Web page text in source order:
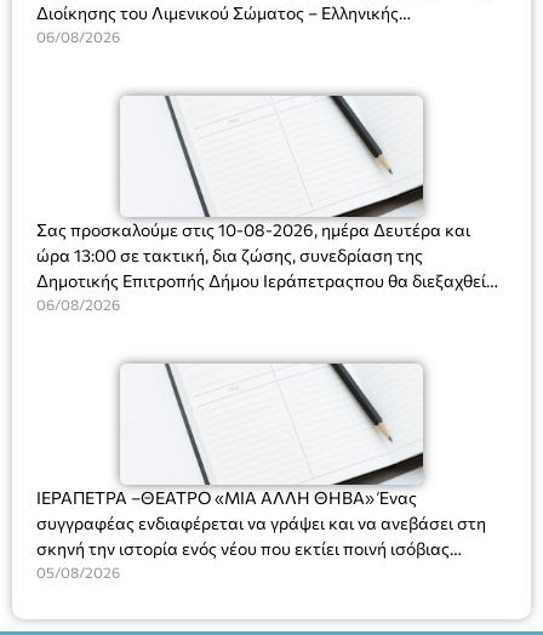
Διοίκησης του Λιμενικού Σώματος – Ελληνικής
Ακτοφυλακής (Λ.Σ.-ΕΛ.ΑΚΤ.), Αρχιπλοίαρχο Λ.Σ. κ. Ιωάννη
06/08/2026
Σας προσκαλούμε στις 10-08-2026, ημέρα Δευτέρα και
ώρα 13:00 σε τακτική, δια ζώσης, συνεδρίαση της
Δημοτικής Επιτροπής Δήμου Ιεράπετραςπου θα διεξαχθεί
στο Δημοτικό Κατάστημα, Δημοκρατίας 31 στην αίθουσα
και λήψη αποφάσεων στα παρακάτω θέματα:
06/08/2026
ΙΕΡΑΠΕΤΡΑ –ΘΕΑΤΡΟ «ΜΙΑ ΑΛΛΗ ΘΗΒΑ» Ένας
συγγραφέας ενδιαφέρεται να γράψει και να ανεβάσει στη
σκηνή την ιστορία ενός νέου που εκτίει ποινή ισόβιας
κάθειρξης για πατροκτονία. Ένα πολυβραβευμένο έργο για
ασθένεια, τον ερωτισμό. Ένα έργο αινιγματικό, συγκινητικό,
05/08/2026